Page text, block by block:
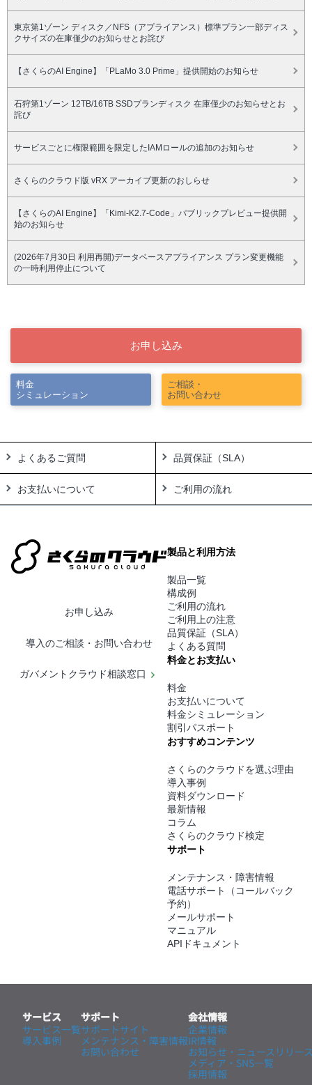
東京第1ゾーン ディスク／NFS（アプライアンス）標準プラン一部ディス
クサイズの在庫僅少のお知らせとお詫び
【さくらのAI Engine】「PLaMo 3.0 Prime」提供開始のお知らせ
石狩第1ゾーン 12TB/16TB SSDプランディスク 在庫僅少のお知らせとお
詫び
サービスごとに権限範囲を限定したIAMロールの追加のお知らせ
さくらのクラウド版 vRX アーカイブ更新のおしらせ
【さくらのAI Engine】「Kimi-K2.7-Code」パブリックプレビュー提供開
始のお知らせ
(2026年7月30日 利用再開)データベースアプライアンス プラン変更機能
の一時利用停止について
お申し込み
ご相談・
お問い合わせ
料金
シミュレーション
よくあるご質問 品質保証（SLA）
お支払いについて ご利用の流れ
お申し込み
導入のご相談・お問い合わせ
ガバメントクラウド相談窓口
製品と利用方法
製品一覧
構成例
ご利用の流れ
ご利用上の注意
品質保証（SLA）
よくある質問
料金とお支払い
料金
お支払いについて
料金シミュレーション
割引パスポート
おすすめコンテンツ
さくらのクラウドを選ぶ理由
導入事例
資料ダウンロード
最新情報
コラム
さくらのクラウド検定
サポート
メンテナンス・障害情報
電話サポート（コールバック
予約）
メールサポート
マニュアル
APIドキュメント
サービス
サービス一覧
導入事例
サポート
サポートサイト
メンテナンス・ 障害情報
お問い合わせ
会社情報
企業情報
IR情報
お知らせ・ニュースリリー
メディア・SNS一覧
採用情報